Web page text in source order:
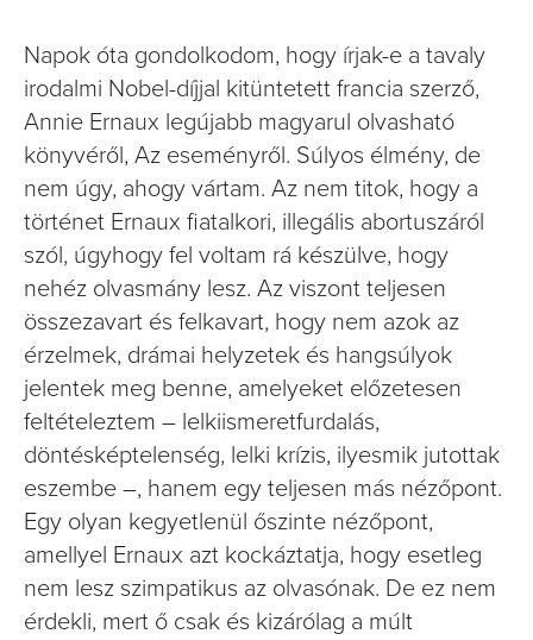
Napok óta gondolkodom, hogy írjak-e a tavaly
irodalmi Nobel-díjjal kitüntetett francia szerző,
Annie Ernaux legújabb magyarul olvasható
könyvéről, Az eseményről. Súlyos élmény, de
nem úgy, ahogy vártam. Az nem titok, hogy a
történet Ernaux fiatalkori, illegális abortuszáról
szól, úgyhogy fel voltam rá készülve, hogy
nehéz olvasmány lesz. Az viszont teljesen
összezavart és felkavart, hogy nem azok az
érzelmek, drámai helyzetek és hangsúlyok
jelentek meg benne, amelyeket előzetesen
feltételeztem – lelkiismeretfurdalás,
döntésképtelenség, lelki krízis, ilyesmik jutottak
eszembe –, hanem egy teljesen más nézőpont.
Egy olyan kegyetlenül őszinte nézőpont,
amellyel Ernaux azt kockáztatja, hogy esetleg
nem lesz szimpatikus az olvasónak. De ez nem
érdekli, mert ő csak és kizárólag a múlt